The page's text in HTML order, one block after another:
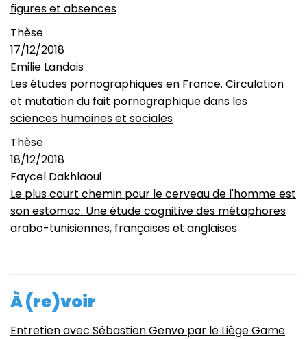
figures et absences
Thèse
17/12/2018
Emilie Landais
Les études pornographiques en France. Circulation
et mutation du fait pornographique dans les
sciences humaines et sociales
Thèse
18/12/2018
Faycel Dakhlaoui
Le plus court chemin pour le cerveau de l'homme est
son estomac. Une étude cognitive des métaphores
arabo-tunisiennes, françaises et anglaises
À (re)voir
Entretien avec Sébastien Genvo par le Liège Game